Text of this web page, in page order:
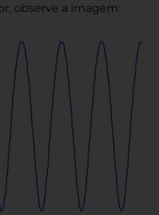
observe a imagem: